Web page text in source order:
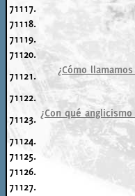
71117.
71118.
71119.
71120.
71121.
¿Cómo
71122.
71123. ¿Con qué
71124.
71125.
71126.
71127.